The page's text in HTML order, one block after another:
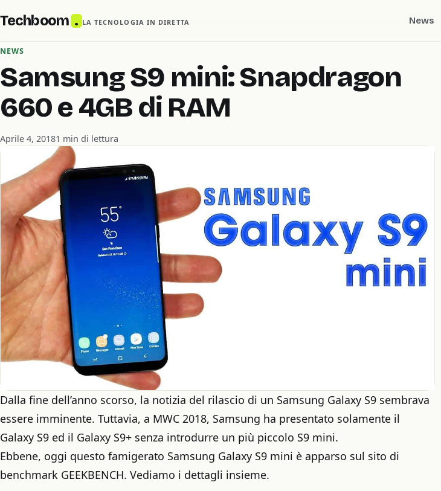
Techboom . LA TECNOLOGIA IN DIRETTA News
NEWS
Samsung S9 mini: Snapdragon
660 e 4GB di RAM
Aprile 4, 20181 min di lettura
Dalla fine dell’anno scorso, la notizia del rilascio di un Samsung Galaxy S9 sembrava
essere imminente. Tuttavia, a MWC 2018, Samsung ha presentato solamente il
Galaxy S9 ed il Galaxy S9+ senza introdurre un più piccolo S9 mini.
Ebbene, oggi questo famigerato Samsung Galaxy S9 mini è apparso sul sito di
benchmark GEEKBENCH. Vediamo i dettagli insieme.